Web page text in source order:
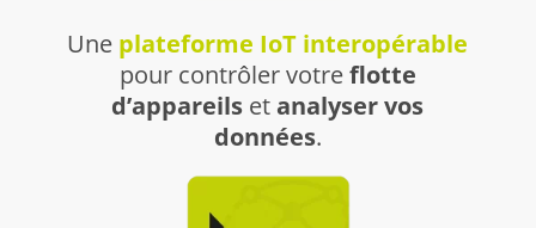
Une plateforme IoT interopérable
pour contrôler votreflotte
d’appareils et analyser vos
données.